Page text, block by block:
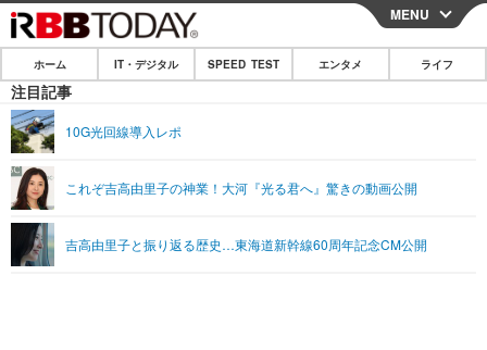
CLOSE
ホーム
IT・デジタル
ショッピング その他
SPEED TEST
エンタメ
エンタメTOP 映画・ドラマ
ライフ
MENU
ホーム IT・デジタル SPEED TEST エンタメ ライフ
注目記事
10G光回線導入レポ
これぞ吉高由里子の神業！大河『光る君へ』驚きの動画公開
吉高由里子と振り返る歴史…東海道新幹線60周年記念CM公開